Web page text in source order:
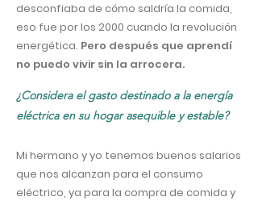
desconfiaba de cómo saldría la comida,
eso fue por los 2000 cuando la revolución
energética. Pero después que aprendí
no puedo vivir sin la arrocera.
¿Considera el gasto destinado a la energía
eléctrica en su hogar asequible y estable?
Mi hermano y yo tenemos buenos salarios
que nos alcanzan para el consumo
eléctrico, ya para la compra de comida y